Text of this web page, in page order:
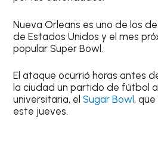
Nueva Orleans es uno de los
de Estados Unidos y el mes
popular Super Bowl.
El ataque ocurrió horas antes
la ciudad un partido de fútbol
universitaria, elSugar Bowl ,
este jueves.